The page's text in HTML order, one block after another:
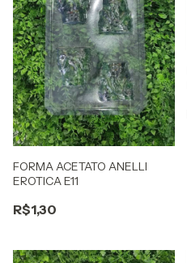
FORMA ACETATO ANELLI
EROTICA E11
R$1,30